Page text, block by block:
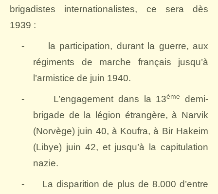
brigadistes internationalistes, ce sera dès
1939 :
-
la participation, durant la guerre, aux
régiments de marche français jusqu’à
l’armistice de juin 1940.
- L’engagement dans la 13ème
demi-
brigade de la légion étrangère, à Narvik
(Norvège) juin 40, à Koufra, à Bir Hakeim
(Libye) juin 42, et jusqu’à la capitulation
nazie.
-
La disparition de plus de 8.000 d’entre